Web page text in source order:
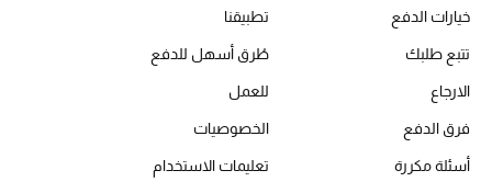
جميع الحقائب النسائية
جميع الإكسسورات النسائية
موضة نسائية
خيارات الدفع
تتبع طلبك
الارجاع
فرق الدفع
أسئلة مكررة
تطبيقنا
طُرق أسهل للدفع
للعمل
الخصوصيات
تعليمات الاستخدام